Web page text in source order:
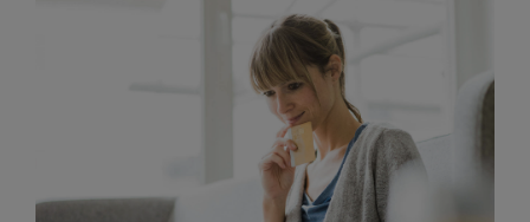
hjelper deg med å gjøre det avanserte enkelt, slik at
du får mest utbytte av dine data og kan treffe
konsekvente og datadrevne beslutninger
Les mer